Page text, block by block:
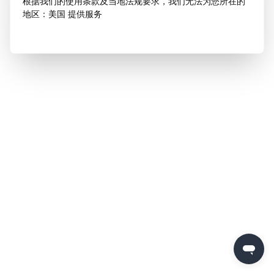
地区：美国 提供服务